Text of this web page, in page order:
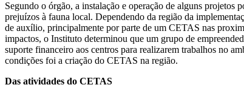
Segundo o órgão, a instalação e operação de alguns
prejuízos à fauna local. Dependendo da região da
de auxílio, principalmente por parte de um CETAS nas
impactos, o Instituto determinou que um grupo de
suporte financeiro aos centros para realizarem trabalhos no
condições foi a criação do CETAS na região.
Das atividades do CETAS